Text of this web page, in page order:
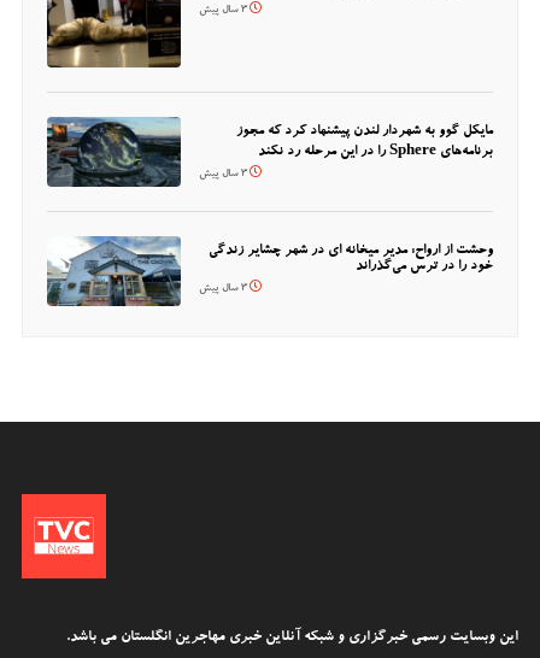
3 سال پیش
مایکل گوو به شهردار لندن پیشنهاد کرد که مجوز
برنامه‌های Sphere را در این مرحله رد نکند
3 سال پیش
وحشت از ارواح: مدیر میخانه ای در شهر چشایر زندگی
خود را در ترس می‌گذراند
3 سال پیش
این وبسایت رسمی خبرگزاری و شبکه آنلاین خبری مهاجرین انگلستان می باشد.